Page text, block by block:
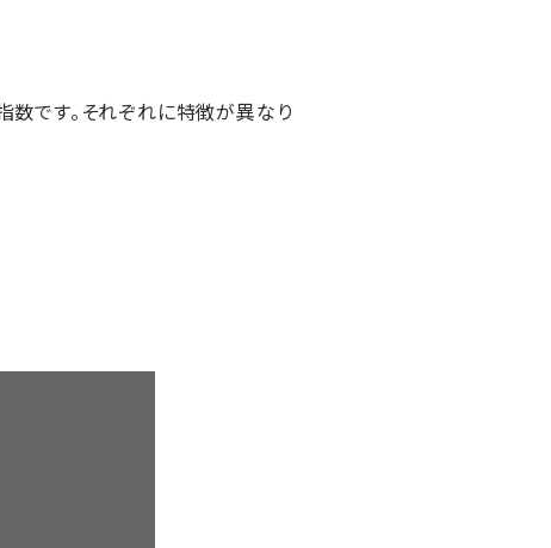
です。それぞれに特徴が異なり